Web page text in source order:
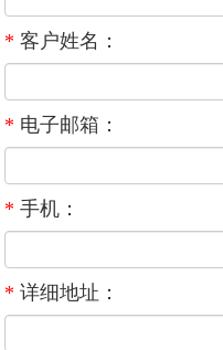
* 客户姓名：
* 电子邮箱：
* 手机：
* 详细地址：